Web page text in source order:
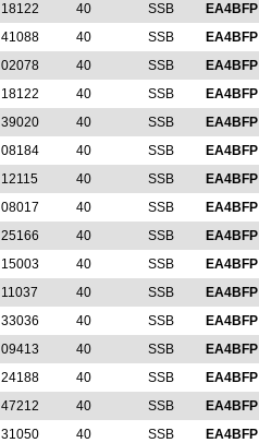
18122 40 SSB EA4BFP
41088 40 SSB EA4BFP
02078 40 SSB EA4BFP
18122 40 SSB EA4BFP
39020 40 SSB EA4BFP
08184 40 SSB EA4BFP
12115 40 SSB EA4BFP
08017 40 SSB EA4BFP
25166 40 SSB EA4BFP
15003 40 SSB EA4BFP
11037 40 SSB EA4BFP
33036 40 SSB EA4BFP
09413 40 SSB EA4BFP
24188 40 SSB EA4BFP
47212 40 SSB EA4BFP
31050 40 SSB EA4BFP